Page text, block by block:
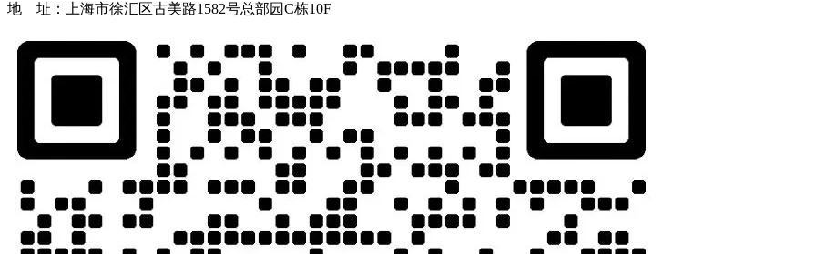
地 址：上海市徐汇区古美路1582号总部园C栋10F